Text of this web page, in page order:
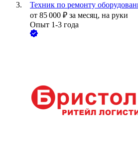
Техник по ремонту
от 85 000 ₽ за месяц, на руки
Опыт 1-3 года